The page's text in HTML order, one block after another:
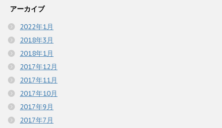
アーカイブ
2022年1月
2018年3月
2018年1月
2017年12月
2017年11月
2017年10月
2017年9月
2017年7月